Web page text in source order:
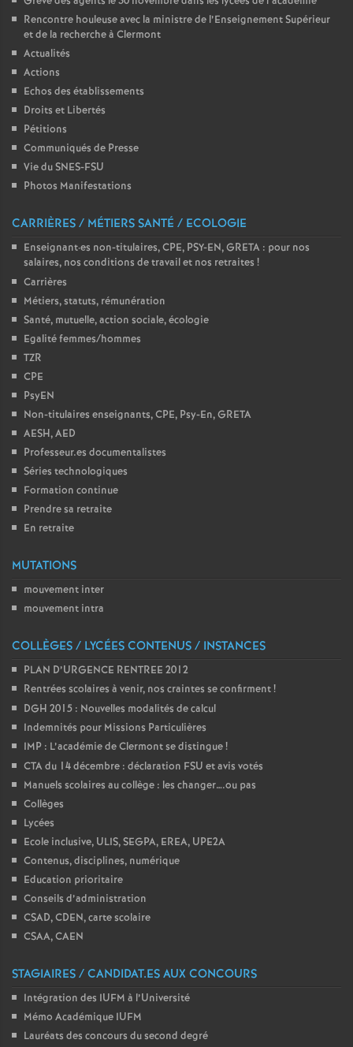
Rencontre houleuse avec la ministre de l’Enseignement Supérieur
et de la recherche à Clermont
Actualités
Actions
Echos des établissements
Droits et Libertés
Pétitions
Communiqués de Presse
Vie du SNES-FSU
Photos Manifestations
CARRIÈRES / MÉTIERS SANTÉ / ECOLOGIE
Enseignant·es non-titulaires, CPE, PSY-EN, GRETA : pour nos
salaires, nos conditions de travail et nos retraites !
Carrières
Métiers, statuts, rémunération
Santé, mutuelle, action sociale, écologie
Egalité femmes/hommes
TZR
CPE
PsyEN
Non-titulaires enseignants, CPE, Psy-En, GRETA
AESH, AED
Professeur.es documentalistes
Séries technologiques
Formation continue
Prendre sa retraite
En retraite
MUTATIONS
mouvement inter
mouvement intra
COLLÈGES / LYCÉES CONTENUS / INSTANCES
PLAN D’URGENCE RENTREE 2012
Rentrées scolaires à venir, nos craintes se confirment!
DGH 2015 : Nouvelles modalités de calcul
Indemnités pour Missions Particulières
IMP : L’académie de Clermont se distingue!
CTA du 14 décembre : déclaration FSU et avis votés
Manuels scolaires au collège : les changer….ou pas
Collèges
Lycées
Ecole inclusive, ULIS, SEGPA, EREA, UPE2A
Contenus, disciplines, numérique
Education prioritaire
Conseils d’administration
CSAD, CDEN, carte scolaire
CSAA, CAEN
STAGIAIRES / CANDIDAT.ES AUX CONCOURS
Intégration des IUFM à l’Université
Mémo Académique IUFM
Lauréats des concours du second degré